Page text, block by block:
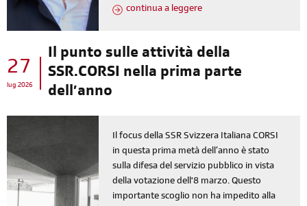
continua a leggere
27
lug 2026
Il punto sulle attività della
SSR.CORSI nella prima parte
dell’anno
Il focus della SSR Svizzera Italiana CORSI
in questa prima metà dell’anno è stato
sulla difesa del servizio pubblico in vista
della votazione dell'8 marzo. Questo
importante scoglio non ha impedito alla